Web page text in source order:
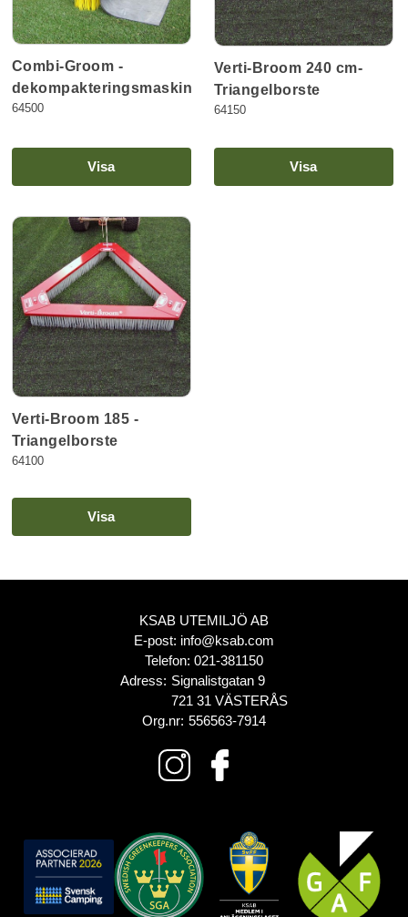
Combi-Groom -
dekompakteringsmaskin
64500
Visa
Verti-Broom 240 cm-
Triangelborste
64150
Visa
Verti-Broom 185 -
Triangelborste
64100
Visa
KSAB UTEMILJÖ AB
E-post: info@ksab.com
Telefon: 021-381150
Adress: Signalistgatan 9
721 31 VÄSTERÅS
Org.nr: 556563-7914